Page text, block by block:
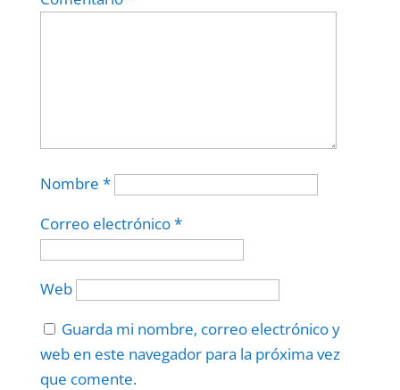
Nombre *
Correo electrónico*
Web
Guarda mi nombre, correo electrónico y
web en este navegador para la próxima vez
que comente.